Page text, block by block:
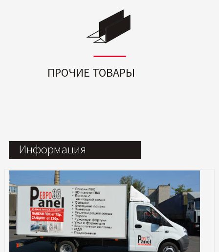
ПРОЧИЕ ТОВАРЫ
Информация